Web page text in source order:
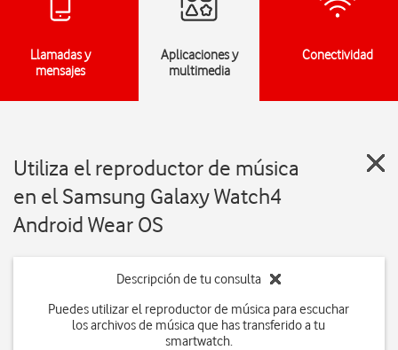
Llamadas y
mensajes
Aplicaciones y
multimedia
Conectividad
Utiliza el reproductor de música
en el Samsung Galaxy Watch4
Android Wear OS
Descripción de tu consulta
Puedes utilizar el reproductor de música para escuchar
los archivos de música que has transferido a tu
smartwatch.